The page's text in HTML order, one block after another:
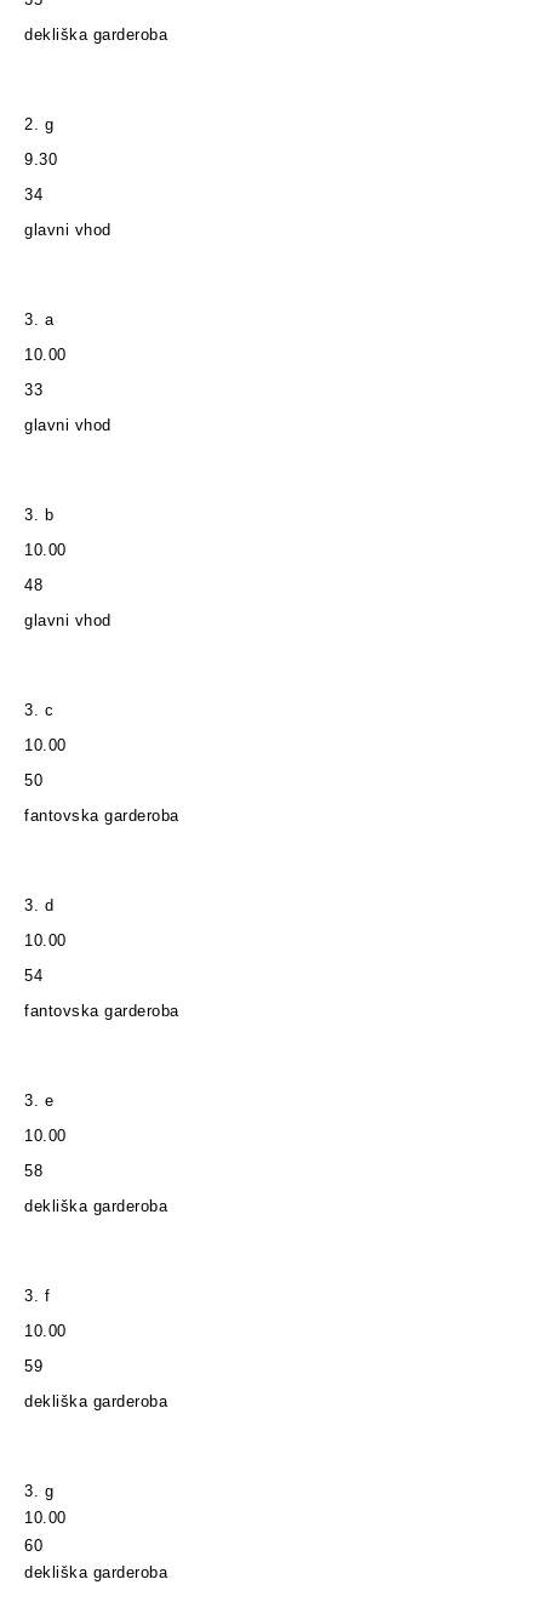
dekliška garderoba
2. g
9.30
34
glavni vhod
3. a
10.00
33
glavni vhod
3. b
10.00
48
glavni vhod
3. c
10.00
50
fantovska garderoba
3. d
10.00
54
fantovska garderoba
3. e
10.00
58
dekliška garderoba
3. f
10.00
59
dekliška garderoba
3. g
10.00
60
dekliška garderoba